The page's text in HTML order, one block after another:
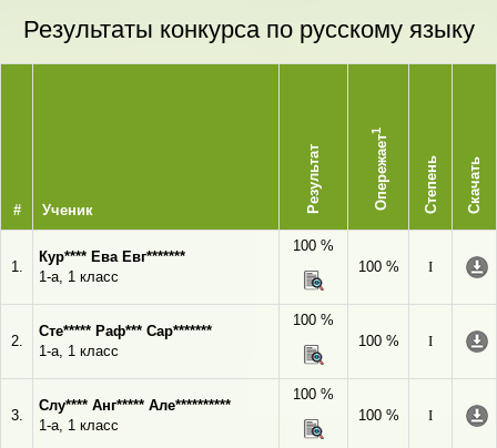
Результаты конкурса по русскому языку
# Ученик Результат Опережает
1
Степень Скачать
1.
Кур**** Ева Евг*******
1-а, 1 класс
100 %
100 %
I
2.
Сте***** Раф*** Сар*******
1-а, 1 класс
100 %
100 %
I
3.
Слу**** Анг***** Але**********
1-а, 1 класс
100 %
100 %
I